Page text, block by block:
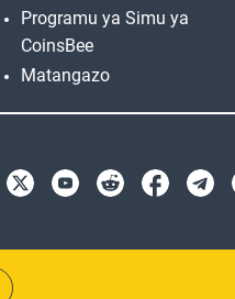
Programu ya Simu ya
CoinsBee
Matangazo